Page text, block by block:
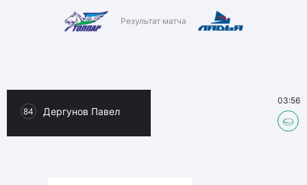
Результат матча
84 Дергунов Павел
03:56